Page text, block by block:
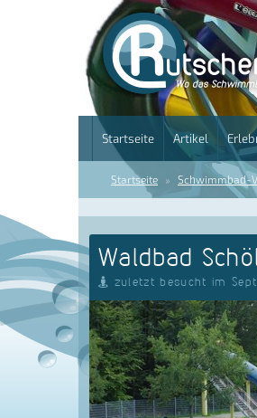
Startseite Artikel
Startseite Schwimmbad-
Waldbad
zuletzt besucht im